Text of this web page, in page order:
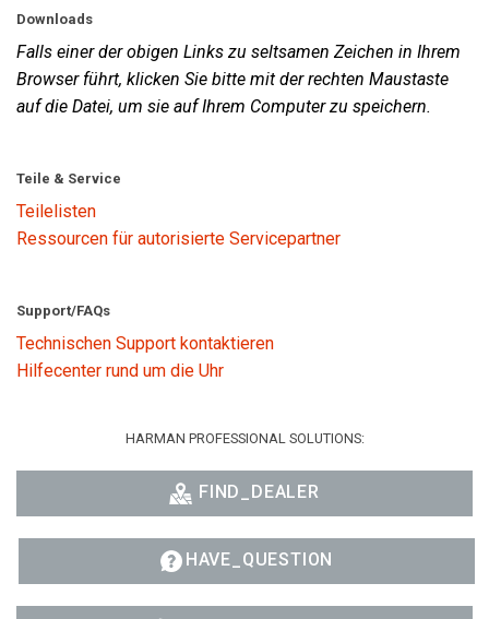
Downloads
Falls einer der obigen Links zu seltsamen Zeichen in Ihrem
Browser führt, klicken Sie bitte mit der rechten Maustaste
auf die Datei, um sie auf Ihrem Computer zu speichern.
Teile & Service
Teilelisten
Ressourcen für autorisierte Servicepartner
Support/FAQs
Technischen Support kontaktieren
Hilfecenter rund um die Uhr
HARMAN PROFESSIONAL SOLUTIONS:
FIND_DEALER
HAVE_QUESTION